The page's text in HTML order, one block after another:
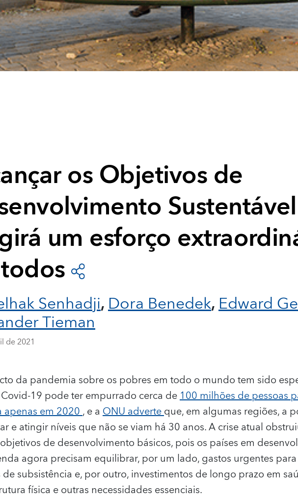
os Objetivos de
Sustentável
um esforço
Senhadji,Dora Benedek,Edward
Tieman
de 2021
da pandemia sobre os pobres em todo o mundo tem sido
19 pode ter empurrado cerca de100 milhões de pessoas
apenas em 2020, e a ONU adverteque, em algumas regiões, a
e atingir níveis que não se viam há 30 anos. A crise atual
de desenvolvimento básicos, pois os países em
agora precisam equilibrar, por um lado, gastos urgentes
de subsistência e, por outro, investimentos de longo prazo em
física e outras necessidades essenciais.